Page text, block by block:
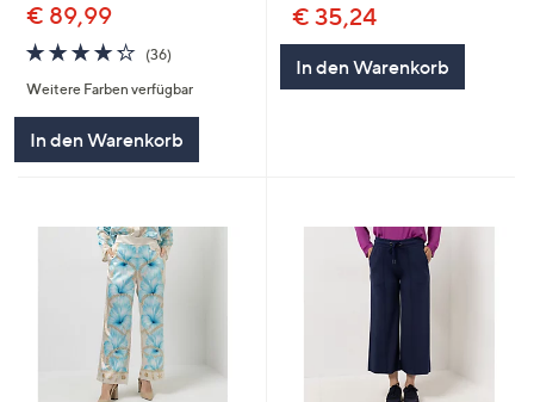
€ 89,99
4.2
von
5
(36)36
Weitere Farben verfügbar
In den Warenkorb
€ 35,24
In den Warenkorb